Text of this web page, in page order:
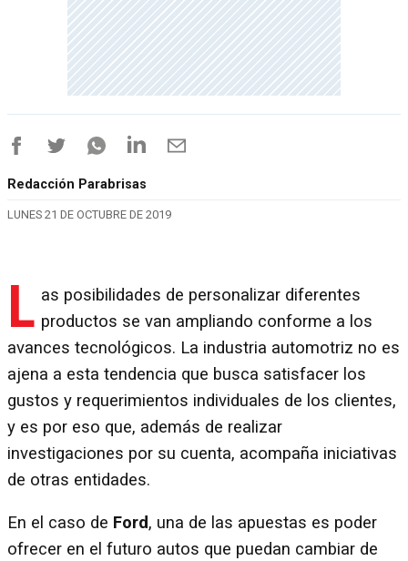
Redacción Parabrisas
LUNES 21 DE OCTUBRE DE 2019
L as posibilidades de personalizar diferentes
productos se van ampliando conforme a los
avances tecnológicos. La industria automotriz no es
ajena a esta tendencia que busca satisfacer los
gustos y requerimientos individuales de los clientes,
y es por eso que, además de realizar
investigaciones por su cuenta, acompaña iniciativas
de otras entidades.
En el caso de Ford, una de las apuestas es poder
ofrecer en el futuro autos que puedan cambiar de